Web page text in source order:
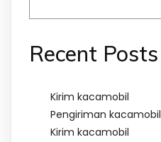
Recent Posts
Kirim kacamobil
Pengiriman kacamobil
Kirim kacamobil